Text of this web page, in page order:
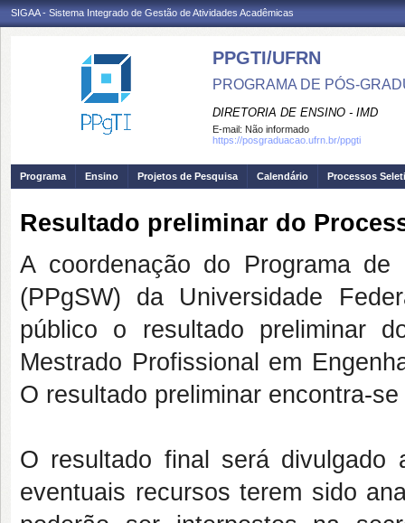
SIGAA - Sistema Integrado de Gestão de Atividades Acadêmicas
PPGTI/UFRN
PROGRAMA DE PÓS-
DIRETORIA DE ENSINO - IMD
E-mail: Não informado
https://posgraduacao.ufrn.br/ppgti
Programa Ensino Projetos de Pesquisa Calendário Processos
Resultado preliminar do
A coordenação do Programa de
(PPgSW) da Universidade
público o resultado preliminar
Mestrado Profissional em
O resultado preliminar encontra-
O resultado final será
eventuais recursos terem sido